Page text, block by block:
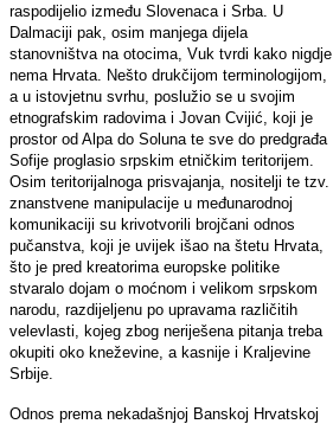
raspodijelio između Slovenaca i Srba. U
Dalmaciji pak, osim manjega dijela
stanovništva na otocima, Vuk tvrdi kako nigdje
nema Hrvata. Nešto drukčijom terminologijom,
a u istovjetnu svrhu, poslužio se u svojim
etnografskim radovima i Jovan Cvijić, koji je
prostor od Alpa do Soluna te sve do predgrađa
Sofije proglasio srpskim etničkim teritorijem.
Osim teritorijalnoga prisvajanja, nositelji te tzv.
znanstvene manipulacije u međunarodnoj
komunikaciji su krivotvorili brojčani odnos
pučanstva, koji je uvijek išao na štetu Hrvata,
što je pred kreatorima europske politike
stvaralo dojam o moćnom i velikom srpskom
narodu, razdijeljenu po upravama različitih
velevlasti, kojeg zbog neriješena pitanja treba
okupiti oko kneževine, a kasnije i Kraljevine
Srbije.
Odnos prema nekadašnjoj Banskoj Hrvatskoj